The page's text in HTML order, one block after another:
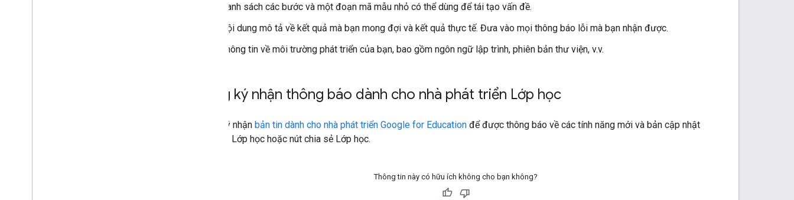
Danh sách các bước và một đoạn mã mẫu nhỏ có thể dùng để tái tạo vấn đề.
Nội dung mô tả về kết quả mà bạn mong đợi và kết quả thực tế. Đưa vào mọi thông báo lỗi mà bạn nhận được.
Thông tin về môi trường phát triển của bạn, bao gồm ngôn ngữ lập trình, phiên bản thư viện, v.v.
Đăng ký nhận thông báo dành cho nhà phát triển Lớp học
Đăng ký nhận bản tin dành cho nhà phát triển Google for Education để được thông báo về các tính năng mới và bản cập nhật
cho API Lớp học hoặc nút chia sẻ Lớp học.
Thông tin này có hữu ích không cho bạn không?